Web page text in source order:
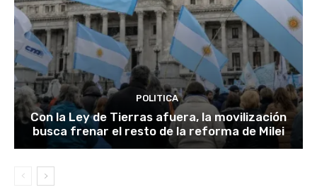
POLITICA
Con la Ley de Tierras afuera, la movilización
busca frenar el resto de la reforma de Milei